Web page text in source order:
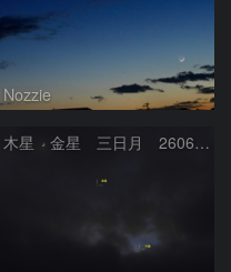
Nozzie
木星 金星 三日月 260618